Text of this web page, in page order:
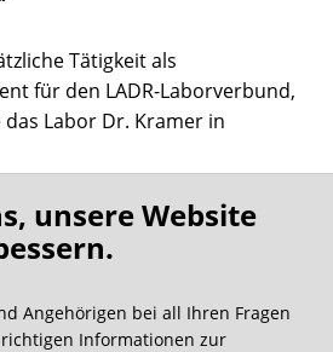
Tätigkeit als
für den LADR-Laborverbund,
Labor Dr. Kramer in
im Labor Dr. Kramer
an der Universität
mit dem
unsere Website
Angehörigen bei all Ihren Fragen
Informationen zur